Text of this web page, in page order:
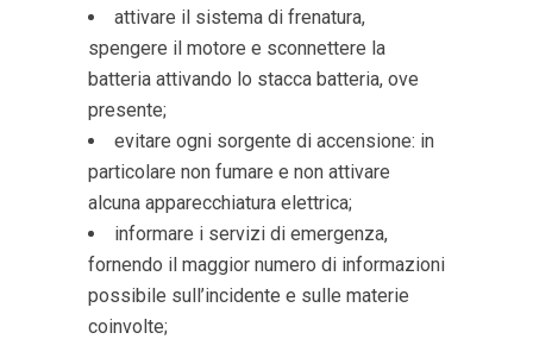
attivare il sistema di frenatura,
spengere il motore e sconnettere la
batteria attivando lo stacca batteria, ove
presente;
evitare ogni sorgente di accensione: in
particolare non fumare e non attivare
alcuna apparecchiatura elettrica;
informare i servizi di emergenza,
fornendo il maggior numero di informazioni
possibile sull’incidente e sulle materie
coinvolte;